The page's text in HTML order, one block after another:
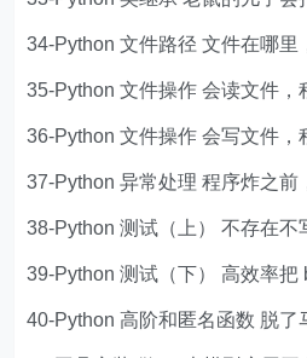
34-Python 文件路径 文件在哪里
35-Python 文件操作 会读文件，
36-Python 文件操作 会写文件，
37-Python 异常处理 程序炸之前
38-Python 测试（上） 不存在不
39-Python 测试（下） 高效率把
40-Python 高阶和匿名函数 脱了